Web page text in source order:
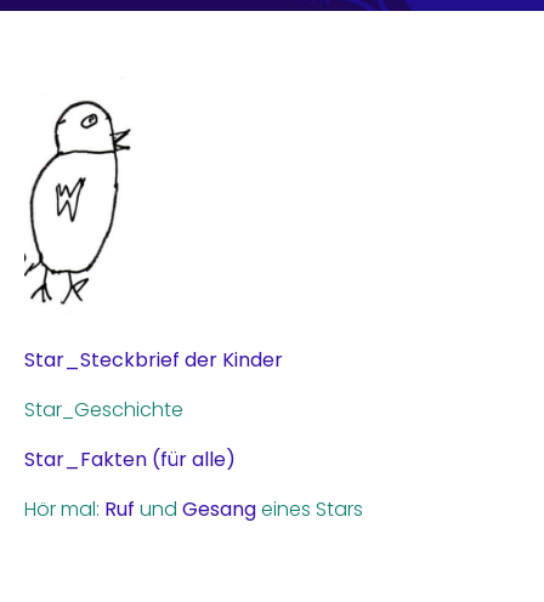
Star_Steckbrief der Kinder
Star_Geschichte
Star_Fakten (für alle)
Hör mal: Ruf und Gesangeines Stars